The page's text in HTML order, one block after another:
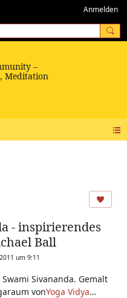
Anmelden
- inspirierendes
Ball
um 9:11
Sivananda. Gemalt
vonYoga Vidya